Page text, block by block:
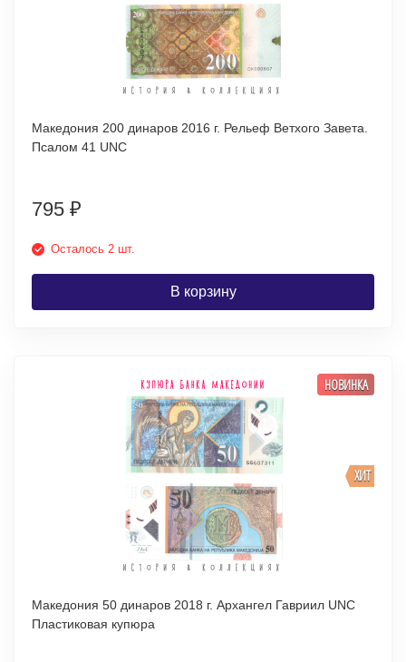
Македония 200 динаров 2016 г. Рельеф Ветхого Завета.
Псалом 41 UNC
795 ₽
Осталось 2 шт.
В корзину
ХИТ
НОВИНКА
Македония 50 динаров 2018 г. Архангел Гавриил UNC
Пластиковая купюра